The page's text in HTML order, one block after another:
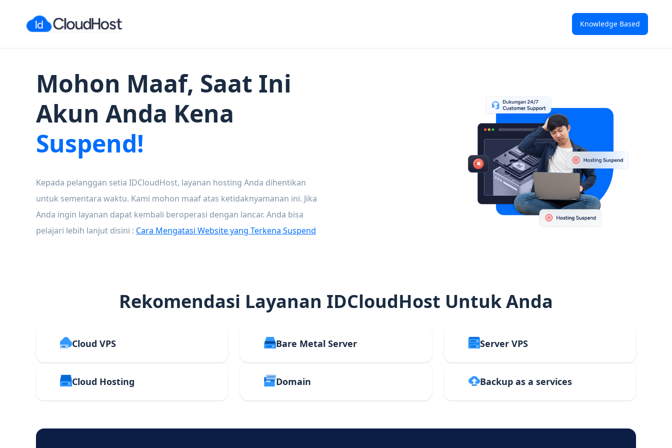
Knowledge Based
Mohon Maaf, Saat Ini
Akun Anda Kena
Suspend!
Kepada pelanggan setia IDCloudHost, layanan hosting Anda dihentikan
untuk sementara waktu. Kami mohon maaf atas ketidaknyamanan ini. Jika
Anda ingin layanan dapat kembali beroperasi dengan lancar. Anda bisa
pelajari lebih lanjut disini : Cara Mengatasi Website yang Terkena Suspend
Rekomendasi Layanan IDCloudHost Untuk Anda
Cloud VPS Bare Metal Server Server VPS
Cloud Hosting Domain Backup as a services